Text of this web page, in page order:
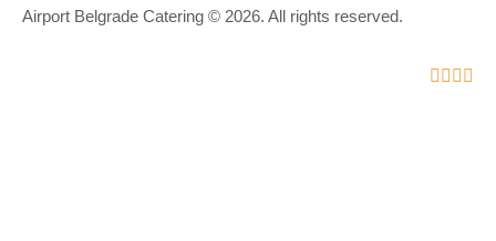
Airport Belgrade Catering © 2026. All rights reserved.